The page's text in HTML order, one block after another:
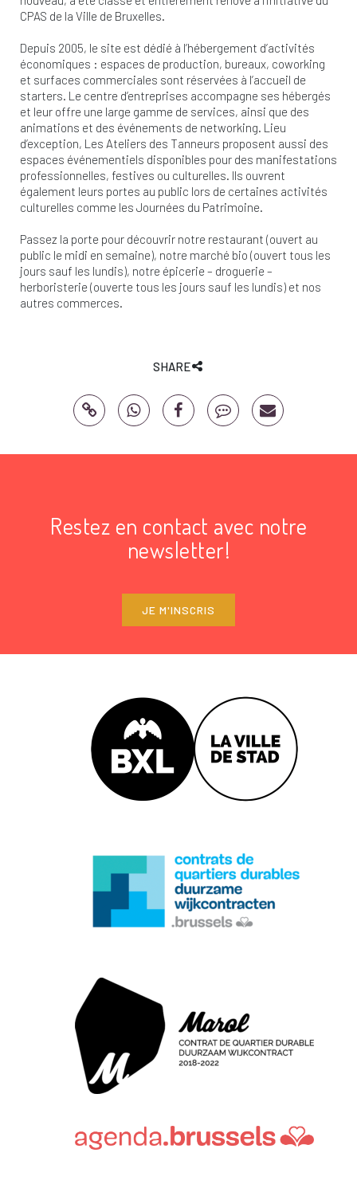
CPAS de la Ville de Bruxelles.
Depuis 2005, le site est dédié à l’hébergement d’activités
économiques : espaces de production, bureaux, coworking
et surfaces commerciales sont réservées à l’accueil de
starters. Le centre d’entreprises accompagne ses hébergés
et leur offre une large gamme de services, ainsi que des
animations et des événements de networking. Lieu
d’exception, Les Ateliers des Tanneurs proposent aussi des
espaces événementiels disponibles pour des manifestations
professionnelles, festives ou culturelles. Ils ouvrent
également leurs portes au public lors de certaines activités
culturelles comme les Journées du Patrimoine.
Passez la porte pour découvrir notre restaurant (ouvert au
public le midi en semaine), notre marché bio (ouvert tous les
jours sauf les lundis), notre épicerie – droguerie –
herboristerie (ouverte tous les jours sauf les lundis) et nos
autres commerces.
SHARE
Restez en contact avec notre
newsletter!
JE M'INSCRIS